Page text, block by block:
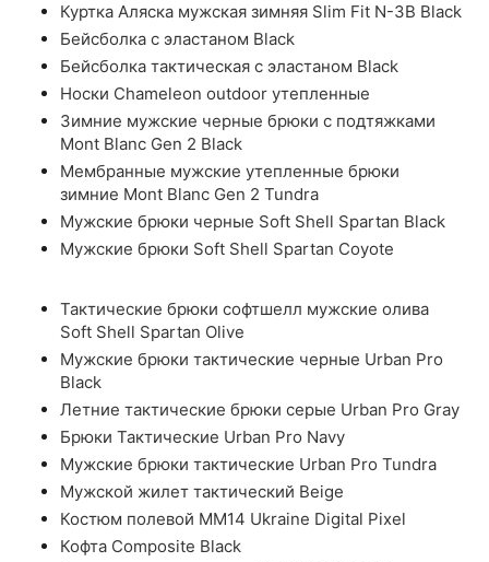
Куртка Аляска мужская зимняя Slim Fit N-3B Black
Бейсболка с эластаном Black
Бейсболка тактическая с эластаном Black
Носки Chameleon outdoor утепленные
Зимние мужские черные брюки с подтяжками
Mont Blanc Gen 2 Black
Мембранные мужские утепленные брюки
зимние Mont Blanc Gen 2 Tundra
Мужские брюки черные Soft Shell Spartan Black
Мужские брюки Soft Shell Spartan Coyote
Тактические брюки софтшелл мужские олива
Soft Shell Spartan Olive
Мужские брюки тактические черные Urban Pro
Black
Летние тактические брюки серые Urban Pro Gray
Брюки Тактические Urban Pro Navy
Мужские брюки тактические Urban Pro Tundra
Мужской жилет тактический Beige
Костюм полевой ММ14 Ukraine Digital Pixel
Кофта Composite Black